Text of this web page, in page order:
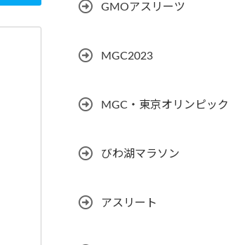
GMOアスリーツ
MGC2023
MGC・東京オリンピック
びわ湖マラソン
アスリート